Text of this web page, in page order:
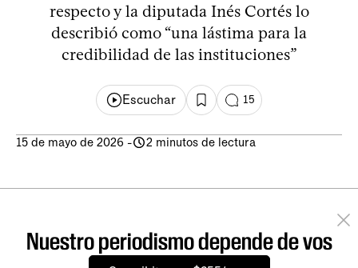
respecto y la diputada Inés Cortés lo
describió como “una lástima para la
credibilidad de las instituciones”
Escuchar 15
15 de mayo de 2026 - 2 minutos de lectura
Nuestro periodismo depende de vos